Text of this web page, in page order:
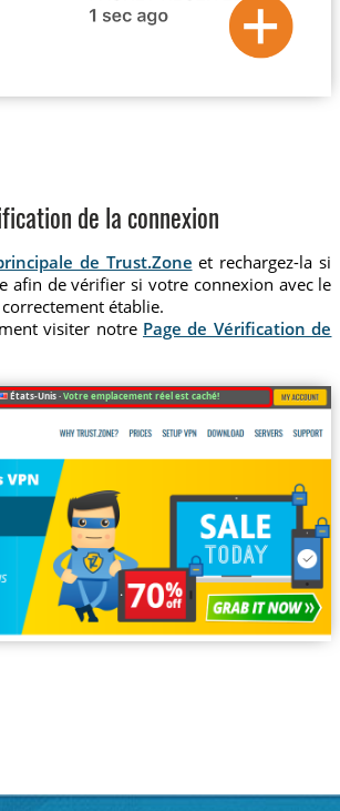
de la connexion
de Trust.Zone et rechargez-la si
afin de vérifier si votre connexion avec le
établie.
visiter notre Page de Vérification de
États-Unis ·Votre emplacement réel est caché!